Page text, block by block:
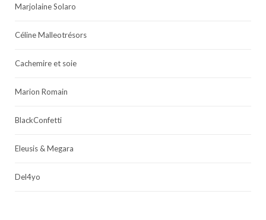
Marjolaine Solaro
Céline Malleotrésors
Cachemire et soie
Marion Romain
BlackConfetti
Eleusis & Megara
Del4yo